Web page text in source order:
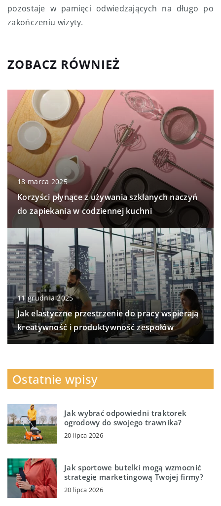
pozostaje w pamięci odwiedzających na długo po
zakończeniu wizyty.
ZOBACZ RÓWNIEŻ
18 marca 2025
Korzyści płynące z używania szklanych naczyń
do zapiekania w codziennej kuchni
11 grudnia 2025
Jak elastyczne przestrzenie do pracy wspierają
kreatywność i produktywność zespołów
Ostatnie wpisy
Jak wybrać odpowiedni traktorek
ogrodowy do swojego trawnika?
20 lipca 2026
Jak sportowe butelki mogą wzmocnić
strategię marketingową Twojej firmy?
20 lipca 2026